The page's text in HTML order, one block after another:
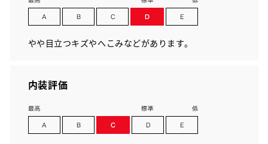
やや目立つキズやへこみなどがあります。
内装評価